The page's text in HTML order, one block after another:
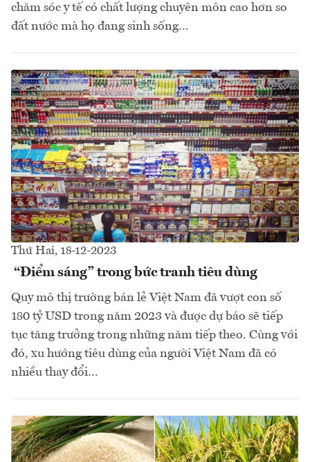
chăm sóc y tế có chất lượng chuyên môn cao hơn so
đất nước mà họ đang sinh sống...
Thứ Hai, 18-12-2023
“Điểm sáng” trong bức tranh tiêu dùng
Quy mô thị trường bán lẻ Việt Nam đã vượt con số
180 tỷ USD trong năm 2023 và được dự báo sẽ tiếp
tục tăng trưởng trong những năm tiếp theo. Cùng với
đó, xu hướng tiêu dùng của người Việt Nam đã có
nhiều thay đổi…